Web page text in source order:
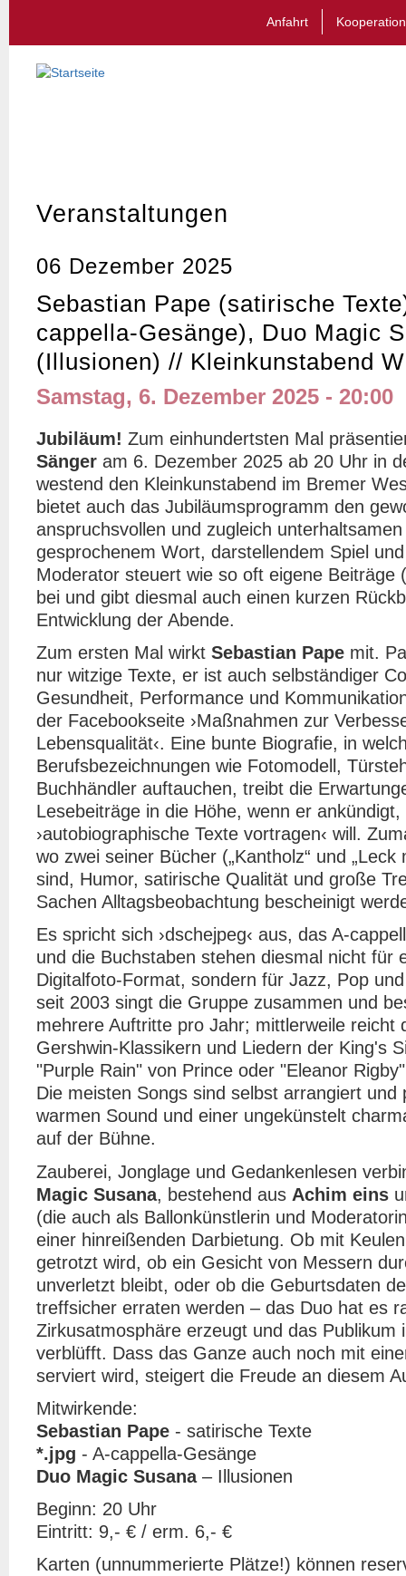
Anfahrt Kooperation
Veranstaltungen
06 Dezember 2025
Sebastian Pape (satirische
cappella-Gesänge), Duo Magic
(Illusionen) // Kleinkunstabend
Samstag, 6. Dezember 2025 - 20:00
Jubiläum! Zum einhundertsten Mal
Sänger am 6. Dezember 2025 ab 20 Uhr in
westend den Kleinkunstabend im Bremer
bietet auch das Jubiläumsprogramm den
anspruchsvollen und zugleich
gesprochenem Wort, darstellendem Spiel
Moderator steuert wie so oft eigene Beiträge
bei und gibt diesmal auch einen kurzen
Entwicklung der Abende.
Zum ersten Mal wirkt Sebastian Pape mit.
nur witzige Texte, er ist auch selbständiger
Gesundheit, Performance und
der Facebookseite ›Maßnahmen zur
Lebensqualität‹. Eine bunte Biografie, in
Berufsbezeichnungen wie Fotomodell,
Buchhändler auftauchen, treibt die
Lesebeiträge in die Höhe, wenn er
›autobiographische Texte vortragen‹ will.
wo zwei seiner Bücher („Kantholz“ und „Leck
sind, Humor, satirische Qualität und große
Sachen Alltagsbeobachtung bescheinigt
Es spricht sich ›dschejpeg‹ aus, das A-
und die Buchstaben stehen diesmal nicht für
Digitalfoto-Format, sondern für Jazz, Pop
seit 2003 singt die Gruppe zusammen und
mehrere Auftritte pro Jahr; mittlerweile reicht
Gershwin-Klassikern und Liedern der King's
"Purple Rain" von Prince oder "Eleanor
Die meisten Songs sind selbst arrangiert und
warmen Sound und einer ungekünstelt
auf der Bühne.
Zauberei, Jonglage und Gedankenlesen
Magic Susana, bestehend aus Achim eins
(die auch als Ballonkünstlerin und
einer hinreißenden Darbietung. Ob mit
getrotzt wird, ob ein Gesicht von Messern
unverletzt bleibt, oder ob die Geburtsdaten
treffsicher erraten werden – das Duo hat es
Zirkusatmosphäre erzeugt und das Publikum
verblüfft. Dass das Ganze auch noch mit
serviert wird, steigert die Freude an diesem
Mitwirkende:
Sebastian Pape - satirische Texte
*.jpg - A-cappella-Gesänge
Duo Magic Susana– Illusionen
Beginn: 20 Uhr
Eintritt: 9,- € / erm. 6,- €
Karten (unnummerierte Plätze!) können